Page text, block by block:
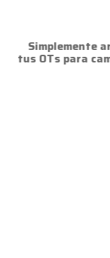
Simplemente
tus OTs para